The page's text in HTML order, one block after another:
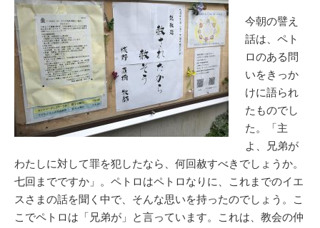
今朝の譬え
話は、ペト
ロのある問
いをきっか
けに語られ
たものでし
た。「主
よ、兄弟が
わたしに対して罪を犯したなら、何回赦すべきでしょうか。
七回までですか」。ペトロはペトロなりに、これまでのイエ
スさまの話を聞く中で、そんな思いを持ったのでしょう。こ
こでペトロは「兄弟が」と言っています。これは、教会の仲